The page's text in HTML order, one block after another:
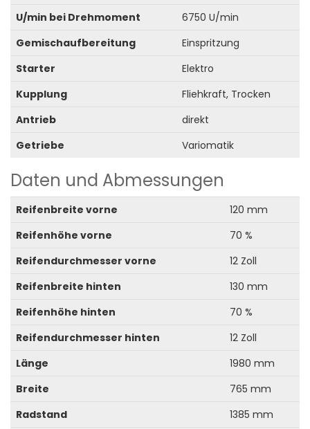
U/min bei Drehmoment
6750 U/min
Gemischaufbereitung
Einspritzung
Starter
Elektro
Kupplung
Fliehkraft, Trocken
Antrieb
direkt
Getriebe
Variomatik
Daten und Abmessungen
Reifenbreite vorne
120 mm
Reifenhöhe vorne
70 %
Reifendurchmesser vorne
12 Zoll
Reifenbreite hinten
130 mm
Reifenhöhe hinten
70 %
Reifendurchmesser hinten
12 Zoll
Länge
1980 mm
Breite
765 mm
Radstand
1385 mm